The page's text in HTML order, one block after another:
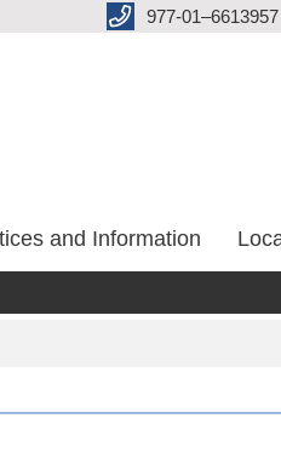
977-01–6613957
and Information